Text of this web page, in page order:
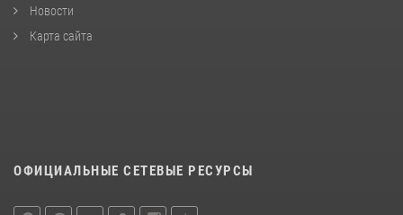
Новости
Карта сайта
ОФИЦИАЛЬНЫЕ СЕТЕВЫЕ РЕСУРСЫ